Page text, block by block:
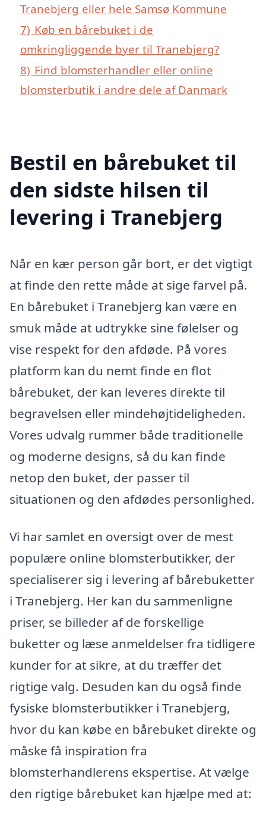
Tranebjerg eller hele Samsø Kommune
7) Køb en bårebuket i de
omkringliggende byer til Tranebjerg?
8) Find blomsterhandler eller online
blomsterbutik i andre dele af Danmark
Bestil en bårebuket til
den sidste hilsen til
levering i Tranebjerg
Når en kær person går bort, er det vigtigt
at finde den rette måde at sige farvel på.
En bårebuket i Tranebjerg kan være en
smuk måde at udtrykke sine følelser og
vise respekt for den afdøde. På vores
platform kan du nemt finde en flot
bårebuket, der kan leveres direkte til
begravelsen eller mindehøjtideligheden.
Vores udvalg rummer både traditionelle
og moderne designs, så du kan finde
netop den buket, der passer til
situationen og den afdødes personlighed.
Vi har samlet en oversigt over de mest
populære online blomsterbutikker, der
specialiserer sig i levering af bårebuketter
i Tranebjerg. Her kan du sammenligne
priser, se billeder af de forskellige
buketter og læse anmeldelser fra tidligere
kunder for at sikre, at du træffer det
rigtige valg. Desuden kan du også finde
fysiske blomsterbutikker i Tranebjerg,
hvor du kan købe en bårebuket direkte og
måske få inspiration fra
blomsterhandlerens ekspertise. At vælge
den rigtige bårebuket kan hjælpe med at: